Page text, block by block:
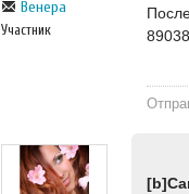
Венера
Участник